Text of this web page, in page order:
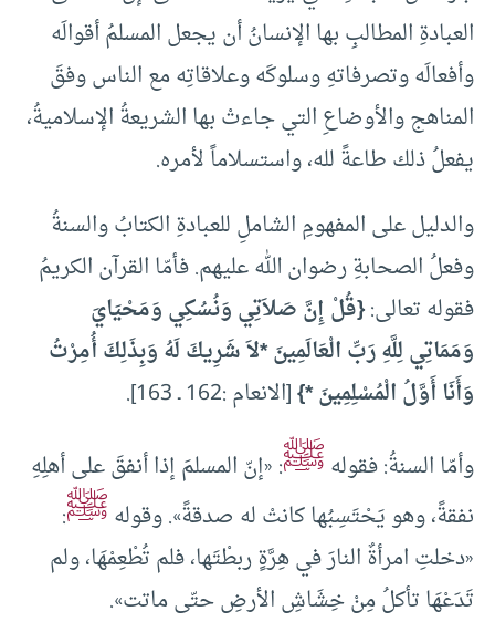
العبادةِ المطالبِ بها الإنسانُ أن يجعل المسلمُ أقوالَه
وأفعالَه وتصرفاتهِ وسلوكَه وعلاقاتِه مع الناس وفقَ
المناهج والأوضاعِ التي جاءتْ بها الشريعةُ الإسلاميةُ،
يفعلُ ذلك طاعةً لله، واستسلاماً لأمره.
والدليل على المفهومِ الشاملِ للعبادةِ الكتابُ والسنةُ
وفعلُ الصحابةِ رضوان الله عليهم. فأمّا القرآن الكريمُ
فقوله تعالى:{قُلْ إِنَّ صَلاَتِي وَنُسُكِي وَمَحْيَايَ
وَمَمَاتِي لِلَّهِ رَبِّ الْعَالَمِينَ *لاَ شَرِيكَ لَهُ وَبِذَلِكَ أُمِرْتُ
وَأَنَا أَوَّلُ الْمُسْلِمِينَ *}[الانعام :162 ـ 163].
وأمّا السنةُ: فقولهﷺ: «إنّ المسلمَ إذا أنفقَ على أهلِهِ
نفقةً، وهو يَحْتَسِبُها كانتْ له صدقةً». وقولهﷺ:
«دخلتِ امرأةٌ النارَ في هِرَّةٍ ربطْتَها، فلم تُطْعِمْهَا، ولم
تَدَعْهَا تأكلُ مِنْ خِشَاشِ الأرضِ حتّى ماتت».